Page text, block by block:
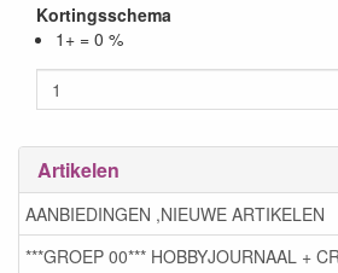
Kortingsschema
1+ = 0 %
Artikelen
AANBIEDINGEN ,NIEUWE ARTIKELEN
***GROEP 00*** HOBBYJOURNAAL +